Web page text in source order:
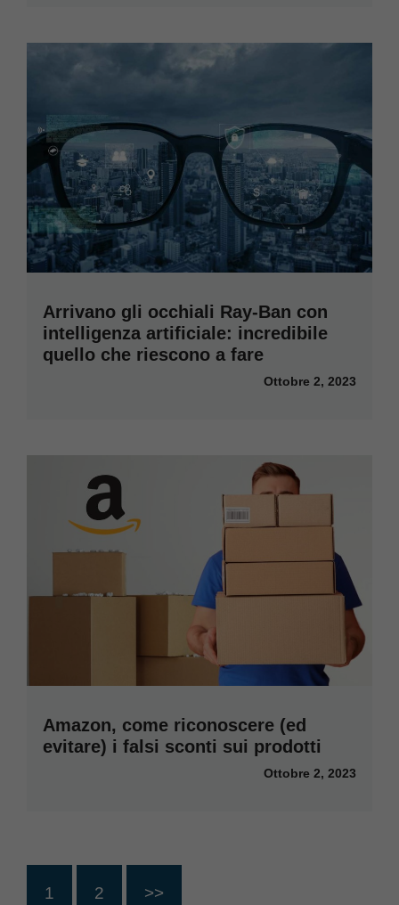
Arrivano gli occhiali Ray-Ban con
intelligenza artificiale: incredibile
quello che riescono a fare
Ottobre 2, 2023
Amazon, come riconoscere (ed
evitare) i falsi sconti sui prodotti
Ottobre 2, 2023
1 2 >>